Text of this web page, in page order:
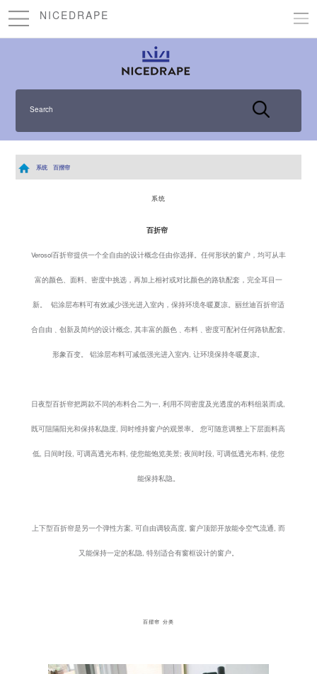
NICEDRAPE
Search
系统 百摺帘
系统
百折帘
Verosol百折帘提供一个全自由的设计概念任由你选择。任何形状的窗户，均可从丰
富的颜色、面料、密度中挑选，再加上相衬或对比颜色的路轨配套，完全耳目一
新。 铝涂层布料可有效减少强光进入室内，保持环境冬暖夏凉。丽丝迪百折帘适
合自由﹑创新及简约的设计概念, 其丰富的颜色﹑布料﹑密度可配衬任何路轨配套,
形象百变。 铝涂层布料可减低强光进入室内, 让环境保持冬暖夏凉。
日夜型百折帘把两款不同的布料合二为一, 利用不同密度及光透度的布料组装而成,
既可阻隔阳光和保持私隐度, 同时维持窗户的观景率。 您可随意调整上下层面料高
低, 日间时段, 可调高透光布料, 使您能饱览美景; 夜间时段, 可调低透光布料, 使您
能保持私隐。
上下型百折帘是另一个弹性方案, 可自由调较高度, 窗户顶部开放能令空气流通, 而
又能保持一定的私隐, 特别适合有窗框设计的窗户。
百摺帘 分类